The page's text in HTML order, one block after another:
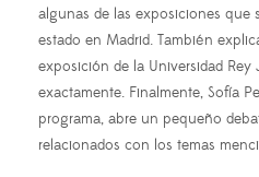
algunas de las exposiciones que
estado en Madrid. También
exposición de la Universidad
exactamente. Finalmente, Sofía
programa, abre un pequeño
relacionados con los temas